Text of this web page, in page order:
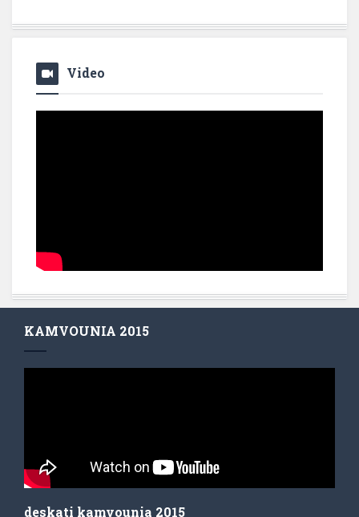
Video
KAMVOUNIA 2015
deskati kamvounia 2015